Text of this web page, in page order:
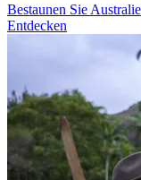
Bestaunen Sie
Entdecken